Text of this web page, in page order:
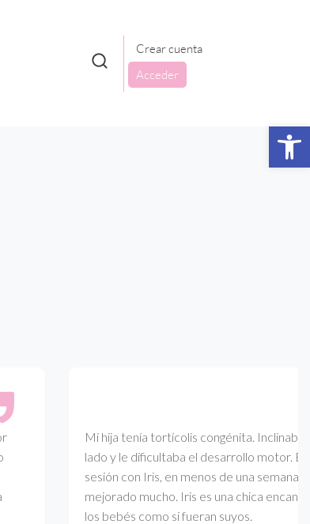
Abrir
Crear cuenta
Acceder
Mi hija tenía tortícolis congénita. Inclinaba la
lado y le dificultaba el desarrollo motor. En la
sesión con Iris, en menos de una semana,
mejorado mucho. Iris es una chica
los bebés como si fueran suyos.